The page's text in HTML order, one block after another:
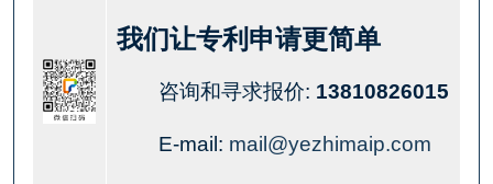
我们让专利申请更简单
咨询和寻求报价: 13810826015
E-mail: mail@yezhimaip.com